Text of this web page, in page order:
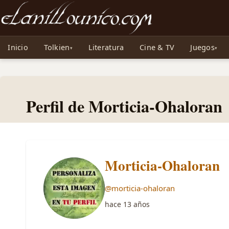
Noticias sobre Tolkien: El Señor de los Anillos, Los Anillos de Poder, La Caza
Inicio Tolkien Literatura Cine & TV Juegos
Perfil de Morticia-Ohaloran
Morticia-Ohaloran
@morticia-ohaloran
hace 13 años